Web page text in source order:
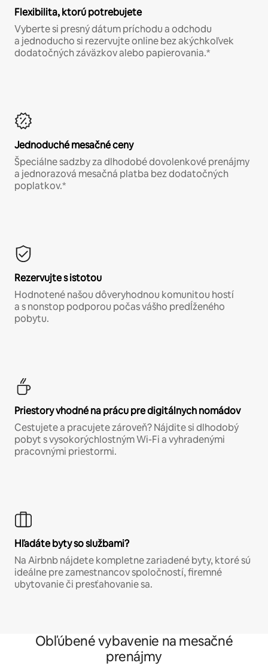
Flexibilita, ktorú potrebujete
Vyberte si presný dátum príchodu a odchodu
a jednoducho si rezervujte online bez akýchkoľvek
dodatočných záväzkov alebo papierovania.*
Jednoduché mesačné ceny
Špeciálne sadzby za dlhodobé dovolenkové prenájmy
a jednorazová mesačná platba bez dodatočných
poplatkov.*
Rezervujte s istotou
Hodnotené našou dôveryhodnou komunitou hostí
a s nonstop podporou počas vášho predĺženého
pobytu.
Priestory vhodné na prácu pre digitálnych nomádov
Cestujete a pracujete zároveň? Nájdite si dlhodobý
pobyt s vysokorýchlostným Wi-Fi a vyhradenými
pracovnými priestormi.
Hľadáte byty so službami?
Na Airbnb nájdete kompletne zariadené byty, ktoré sú
ideálne pre zamestnancov spoločností, firemné
ubytovanie či presťahovanie sa.
Obľúbené vybavenie na mesačné
prenájmy